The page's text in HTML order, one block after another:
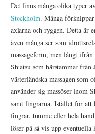
BILTEMA VARUHUS
OM U S
WEBBPLATSKARTAN
Det finns många olika typer
Stockholm. Många
axlarna och ryggen. Detta är
även många ser som
massageform, men långt
Shiatsu som härstammar
västerländska massagen som
använder sig massöser inom
samt fingrarna. Istället för att
fingrar, tumme eller hela
löser på så vis upp